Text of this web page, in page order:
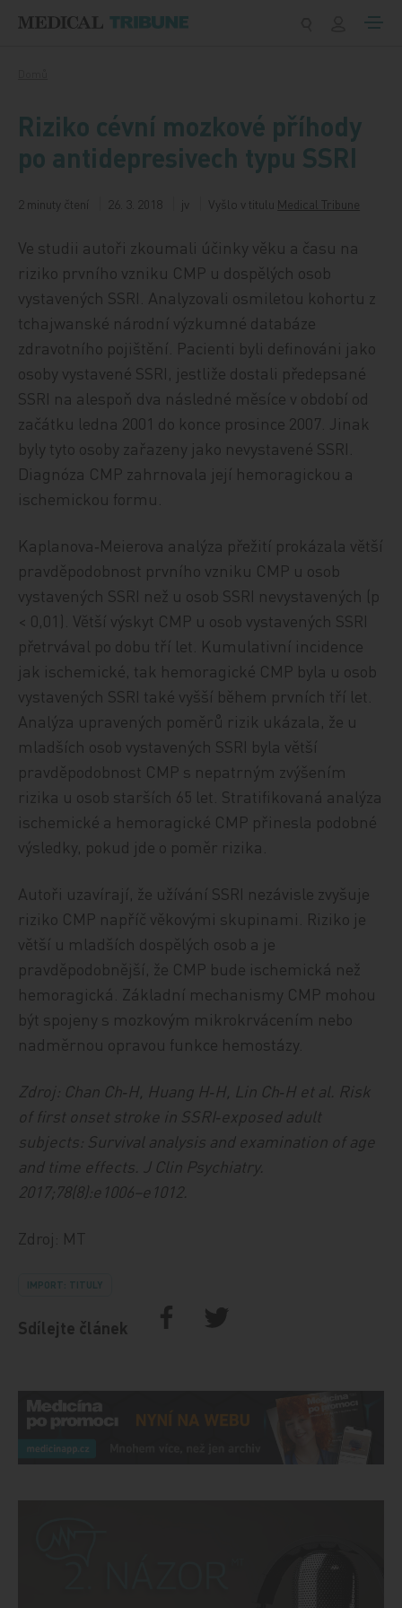
Riziko cévní mozkové příhody
po antidepresivech typu SSRI
2 minuty čtení 26. 3. 2018 jv Vyšlo v titulu Medical Tribune
Ve studii autoři zkoumali účinky věku a času na
riziko prvního vzniku CMP u dospělých osob
vystavených SSRI. Analyzovali osmiletou kohortu z
tchajwanské národní výzkumné databáze
zdravotního pojištění. Pacienti byli definováni jako
osoby vystavené SSRI, jestliže dostali předepsané
SSRI na alespoň dva následné měsíce v období od
začátku ledna 2001 do konce prosince 2007. Jinak
byly tyto osoby zařazeny jako nevystavené SSRI.
Diagnóza CMP zahrnovala její hemoragickou a
ischemickou formu.
Kaplanova‑Meierova analýza přežití prokázala větší
pravděpodobnost prvního vzniku CMP u osob
vystavených SSRI než u osob SSRI nevystavených (p
< 0,01). Větší výskyt CMP u osob vystavených SSRI
přetrvával po dobu tří let. Kumulativní incidence
jak ischemické, tak hemoragické CMP byla u osob
vystavených SSRI také vyšší během prvních tří let.
Analýza upravených poměrů rizik ukázala, že u
mladších osob vystavených SSRI byla větší
pravděpodobnost CMP s nepatrným zvýšením
rizika u osob starších 65 let. Stratifikovaná analýza
ischemické a hemoragické CMP přinesla podobné
výsledky, pokud jde o poměr rizika.
Autoři uzavírají, že užívání SSRI nezávisle zvyšuje
riziko CMP napříč věkovými skupinami. Riziko je
větší u mladších dospělých osob a je
pravděpodobnější, že CMP bude ischemická než
hemoragická. Základní mechanismy CMP mohou
být spojeny s mozkovým mikrokrvácením nebo
nadměrnou opravou funkce hemostázy.
Zdroj: Chan Ch‑H, Huang H‑H, Lin Ch‑H et al. Risk
of first onset stroke in SSRI‑exposed adult
subjects: Survival analysis and examination of age
and time effects. J Clin Psychiatry.
2017;78(8):e1006–e1012.
Zdroj: MT
IMPORT: TITULY
Sdílejte článek